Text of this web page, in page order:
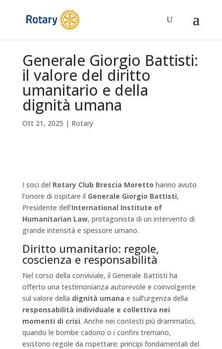
Generale Giorgio Battisti:
il valore del diritto
umanitario e della
dignità umana
Ott 21, 2025 | Rotary
I soci del Rotary Club Brescia Moretto hanno avuto
l’onore di ospitare il Generale Giorgio Battisti,
Presidente dell’International Institute of
Humanitarian Law, protagonista di un intervento di
grande intensità e spessore umano.
Diritto umanitario: regole,
coscienza e responsabilità
Nel corso della conviviale, il Generale Battisti ha
offerto una testimonianza autorevole e coinvolgente
sul valore della dignità umana e sull’urgenza della
responsabilità individuale e collettiva nei
momenti di crisi. Anche nei contesti più drammatici,
quando le bombe cadono o i confini tremano,
esistono regole da rispettare: principi fondamentali del